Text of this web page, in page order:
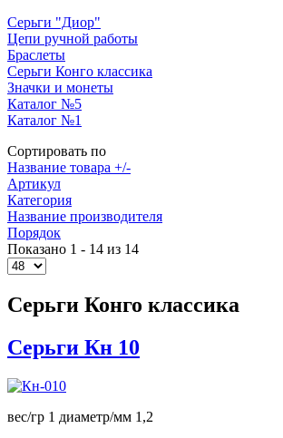
Серьги "Диор"
Цепи ручной работы
Браслеты
Серьги Конго классика
Значки и монеты
Каталог №5
Каталог №1
Сортировать по
Название товара +/-
Артикул
Категория
Название производителя
Порядок
Показано 1 - 14 из 14
Серьги Конго классика
Серьги Кн 10
вес/гр 1 диаметр/мм 1,2